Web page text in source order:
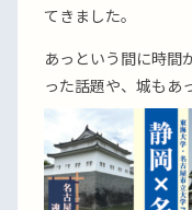
てきました。
あっという間に時間
った話題や、城もあ